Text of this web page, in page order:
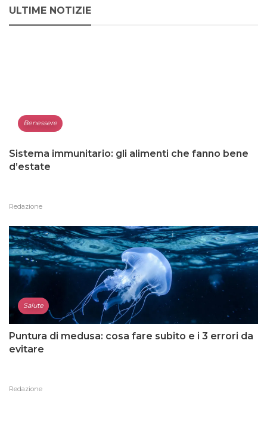
ULTIME NOTIZIE
Benessere
Sistema immunitario: gli alimenti che fanno bene
d’estate
Redazione
Salute
Puntura di medusa: cosa fare subito e i 3 errori da
evitare
Redazione